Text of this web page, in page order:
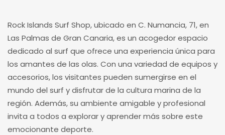
Rock Islands Surf Shop, ubicado en C. Numancia, 71, en
Las Palmas de Gran Canaria, es un acogedor espacio
dedicado al surf que ofrece una experiencia única para
los amantes de las olas. Con una variedad de equipos y
accesorios, los visitantes pueden sumergirse en el
mundo del surf y disfrutar de la cultura marina de la
región. Además, su ambiente amigable y profesional
invita a todos a explorar y aprender más sobre este
emocionante deporte.